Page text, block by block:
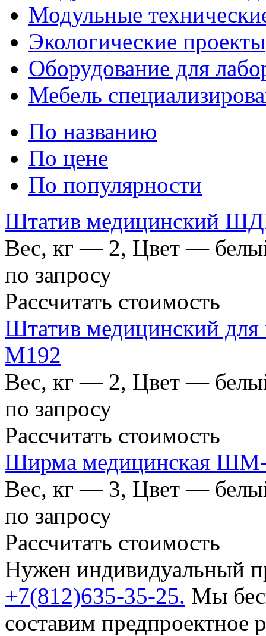
Модульные
Экологические проекты
Оборудование для
Мебель
По названию
По цене
По популярности
Штатив медицинский
Вес, кг — 2, Цвет —
по запросу
Рассчитать стоимость
Штатив медицинский для
М192
Вес, кг — 2, Цвет —
по запросу
Рассчитать стоимость
Ширма медицинская
Вес, кг — 3, Цвет —
по запросу
Рассчитать стоимость
Нужен индивидуальный
+7(812)635-35-25. Мы
составим предпроектное